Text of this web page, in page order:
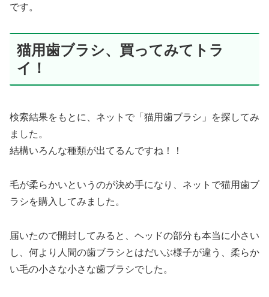
です。
猫用歯ブラシ、買ってみてトラ
イ！
検索結果をもとに、ネットで「猫用歯ブラシ」を探してみ
ました。
結構いろんな種類が出てるんですね！！
毛が柔らかいというのが決め手になり、ネットで猫用歯ブ
ラシを購入してみました。
届いたので開封してみると、ヘッドの部分も本当に小さい
し、何より人間の歯ブラシとはだいぶ様子が違う、柔らか
い毛の小さな小さな歯ブラシでした。